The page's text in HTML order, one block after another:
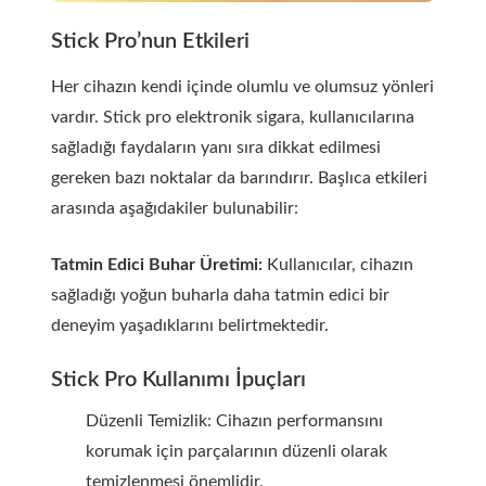
Stick Pro’nun Etkileri
Her cihazın kendi içinde olumlu ve olumsuz yönleri
vardır. Stick pro elektronik sigara, kullanıcılarına
sağladığı faydaların yanı sıra dikkat edilmesi
gereken bazı noktalar da barındırır. Başlıca etkileri
arasında aşağıdakiler bulunabilir:
Tatmin Edici Buhar Üretimi: Kullanıcılar, cihazın
sağladığı yoğun buharla daha tatmin edici bir
deneyim yaşadıklarını belirtmektedir.
Stick Pro Kullanımı İpuçları
Düzenli Temizlik: Cihazın performansını
korumak için parçalarının düzenli olarak
temizlenmesi önemlidir.